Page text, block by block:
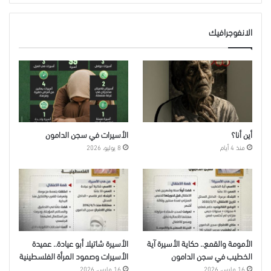
الانفوجرافيك
أين أنا؟
منذ 4 أيام
الأسيرات في سجن الدامون
8 يوليو، 2026
الأمومة والقمع.. حكاية الأسيرة آية
الخطيب في سجن الدامون
16 مارس، 2026
الأسيرة شاتيلا أبو عيادة.. عميدة
الأسيرات وصمود المرأة الفلسطينية
16 مارس، 2026